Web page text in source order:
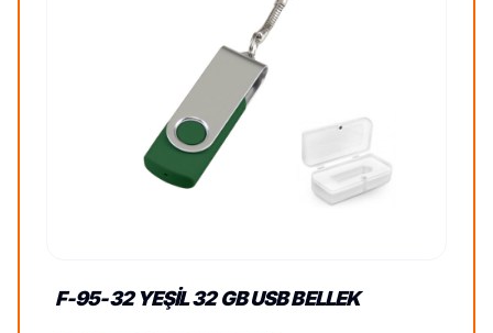
F-95-32 YEŞIL 32 GB USB BELLEK